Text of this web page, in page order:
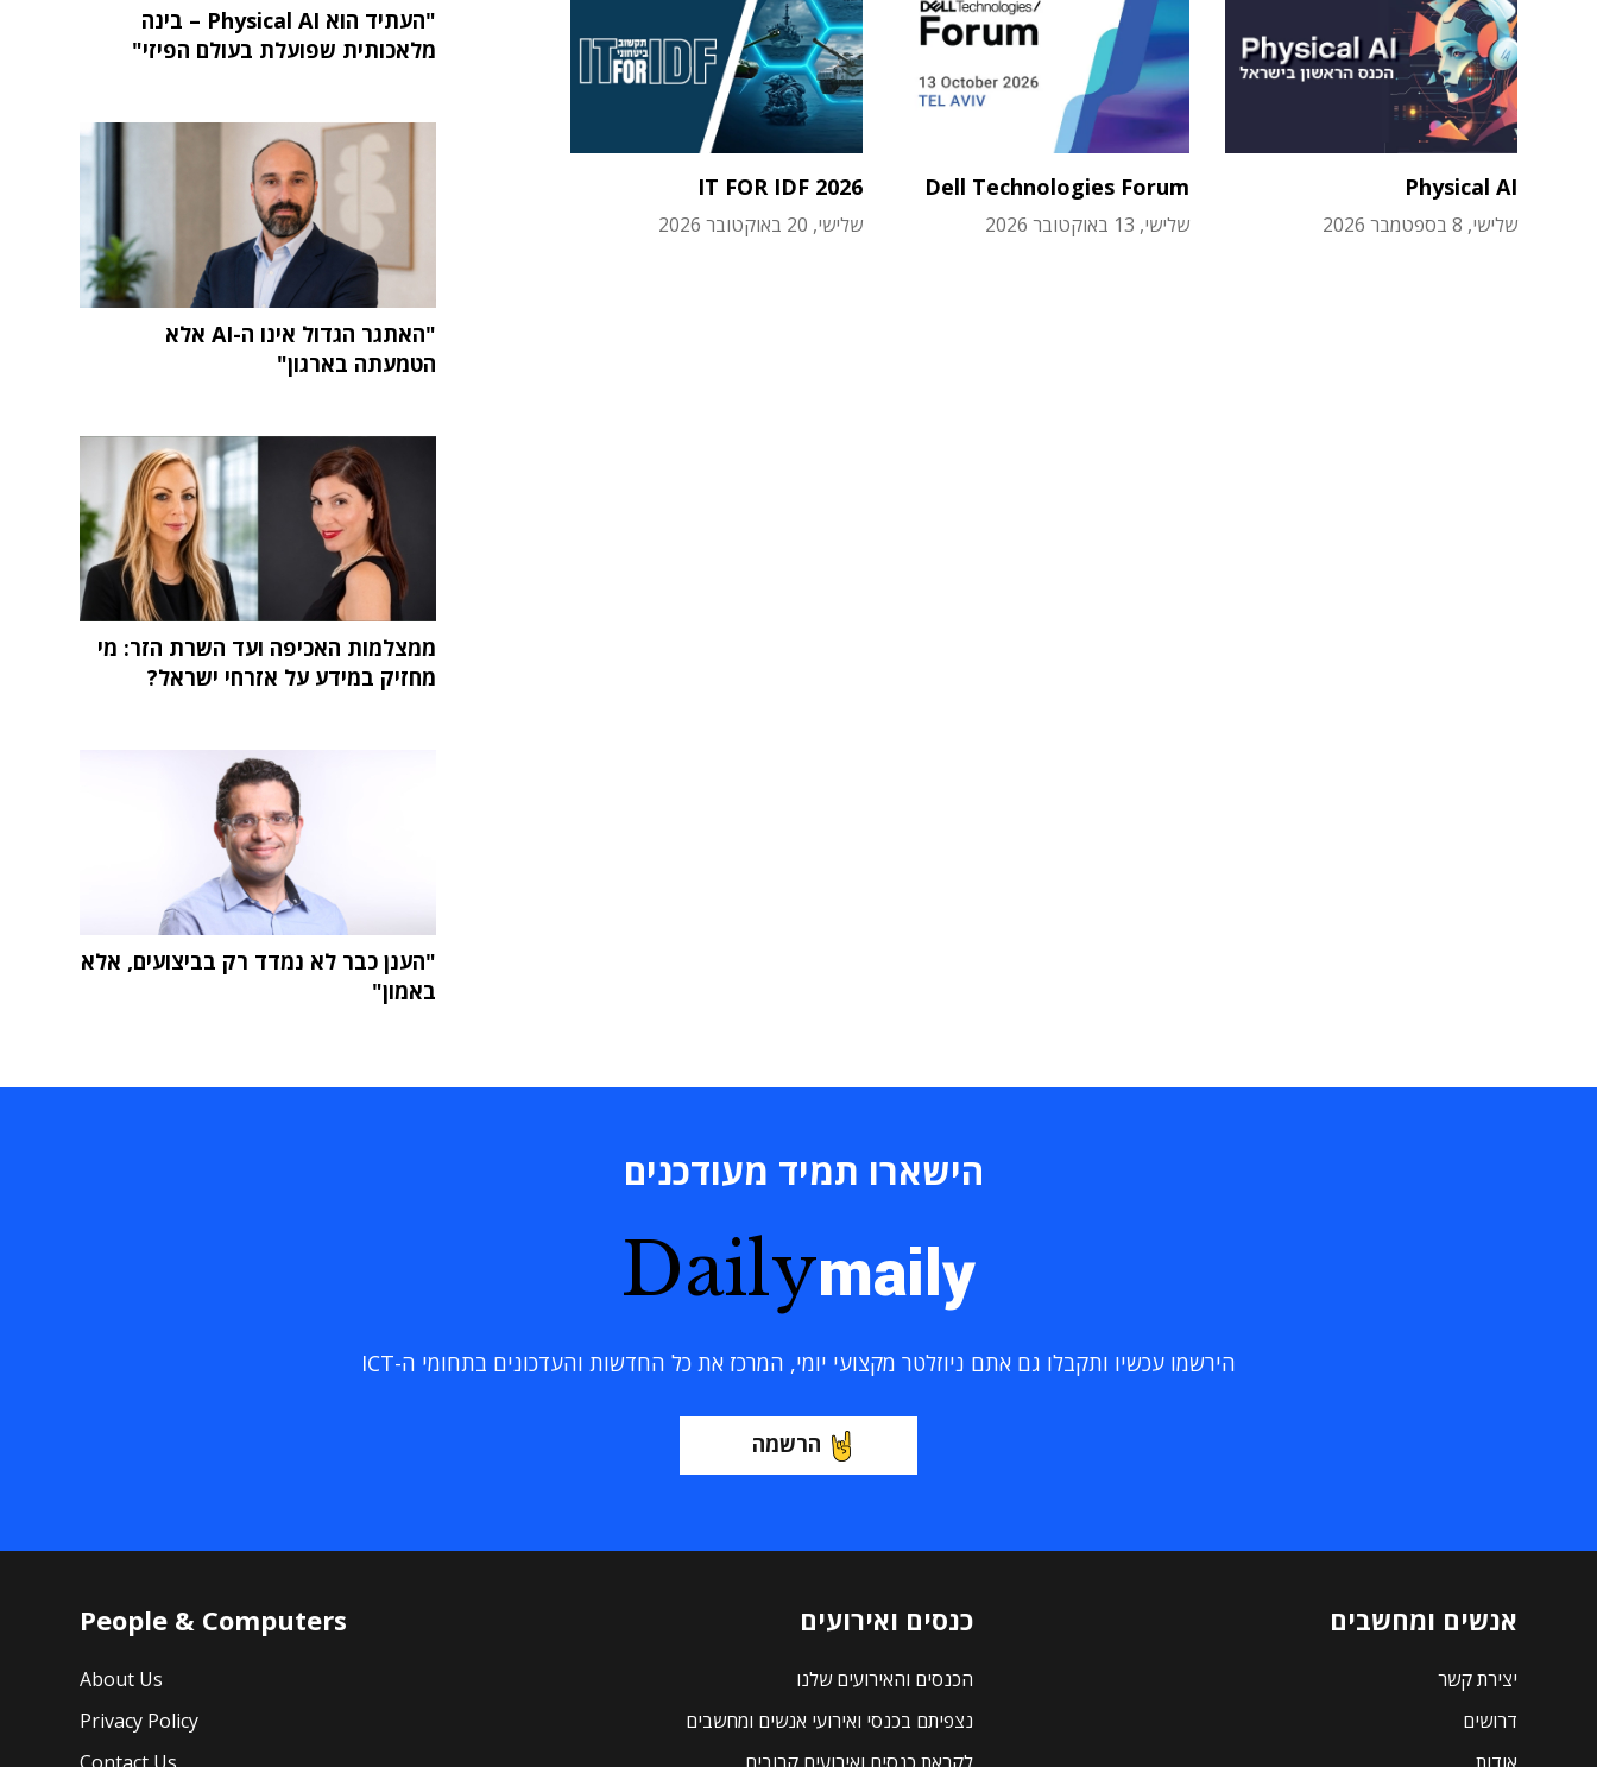
Physical AI
שלישי, 8 בספטמבר 2026
Dell Technologies Forum
שלישי, 13 באוקטובר 2026
IT FOR IDF 2026
שלישי, 20 באוקטובר 2026
"העתיד הוא Physical AI – בינה
מלאכותית שפועלת בעולם הפיזי"
"האתגר הגדול אינו ה-AI אלא
הטמעתה בארגון"
ממצלמות האכיפה ועד השרת הזר: מי
מחזיק במידע על אזרחי ישראל?
"הענן כבר לא נמדד רק בביצועים, אלא
באמון"
הישארו תמיד מעודכנים
Dailymaily
הירשמו עכשיו ותקבלו גם אתם ניוזלטר מקצועי יומי, המרכז את כל החדשות והעדכונים בתחומי ה-ICT
הרשמה
אנשים ומחשבים
יצירת קשר
דרושים
כנסים ואירועים
הכנסים והאירועים שלנו
נצפיתם בכנסי ואירועי אנשים ומחשבים
People & Computers
About Us
Privacy Policy